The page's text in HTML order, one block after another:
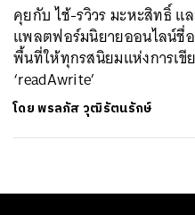
คุยกับ ไช้-รวิวร มะหะสิทธิ์
แพลตฟอร์มนิยายออนไลน์ชื่
พื้นที่ให้ทุกรสนิยมแห่งการเขี
‘readAwrite’
โดยพรลภัส วุฒิรัตนรักษ์